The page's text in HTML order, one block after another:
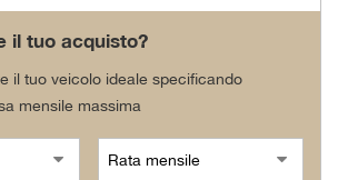
il tuo acquisto?
il tuo veicolo ideale specificando
mensile massima